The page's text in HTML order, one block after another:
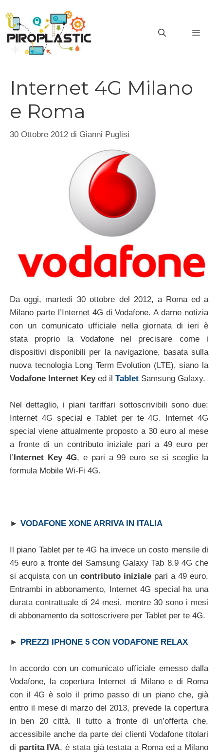
contenuto
Internet 4G Milano
e Roma
30 Ottobre 2012 di Gianni Puglisi
Da oggi, martedì 30 ottobre del 2012, a Roma ed a
Milano parte l’Internet 4G di Vodafone. A darne notizia
con un comunicato ufficiale nella giornata di ieri è
stata proprio la Vodafone nel precisare come i
dispositivi disponibili per la navigazione, basata sulla
nuova tecnologia Long Term Evolution (LTE), siano la
Vodafone Internet Keyed il Tablet Samsung Galaxy.
Nel dettaglio, i piani tariffari sottoscrivibili sono due:
Internet 4G special e Tablet per te 4G. Internet 4G
special viene attualmente proposto a 30 euro al mese
a fronte di un contributo iniziale pari a 49 euro per
l’Internet Key 4G, e pari a 99 euro se si sceglie la
formula Mobile Wi-Fi 4G.
► VODAFONE XONE ARRIVA IN ITALIA
Il piano Tablet per te 4G ha invece un costo mensile di
45 euro a fronte del Samsung Galaxy Tab 8.9 4G che
si acquista con un contributo iniziale pari a 49 euro.
Entrambi in abbonamento, Internet 4G special ha una
durata contrattuale di 24 mesi, mentre 30 sono i mesi
di abbonamento da sottoscrivere per Tablet per te 4G.
► PREZZI IPHONE 5 CON VODAFONE RELAX
In accordo con un comunicato ufficiale emesso dalla
Vodafone, la copertura Internet di Milano e di Roma
con il 4G è solo il primo passo di un piano che, già
entro il mese di marzo del 2013, prevede la copertura
in ben 20 città. Il tutto a fronte di un’offerta che,
accessibile anche da parte dei clienti Vodafone titolari
di partita IVA, è stata già testata a Roma ed a Milano